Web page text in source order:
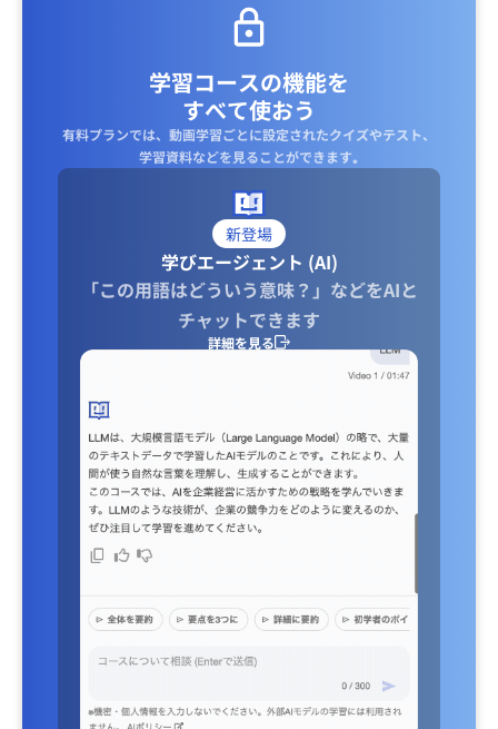
学習コースの機能を
すべて使おう
有料プランでは、動画学習ごとに設定されたクイズやテスト、
学習資料などを見ることができます｡
新登場
学びエージェント (AI)
「この用語はどういう意味？」などをAIと
チャットできます
詳細を見る